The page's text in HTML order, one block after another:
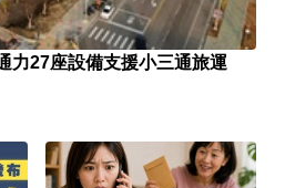
27座設備支援小三通旅運